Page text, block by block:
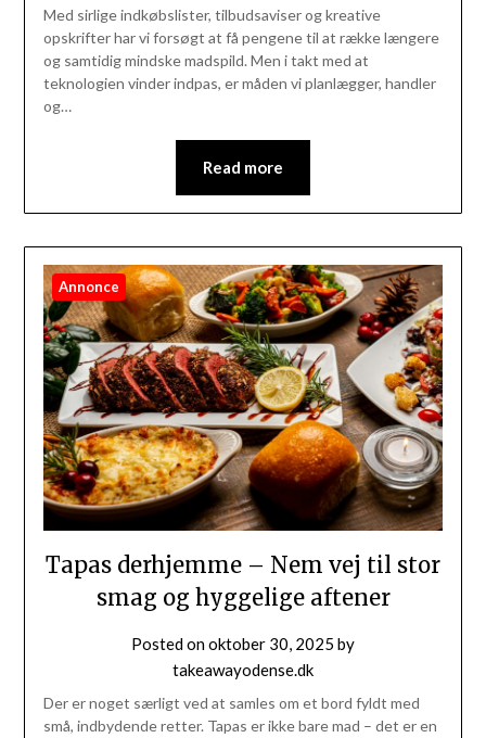
Med sirlige indkøbslister, tilbudsaviser og kreative
opskrifter har vi forsøgt at få pengene til at række længere
og samtidig mindske madspild. Men i takt med at
teknologien vinder indpas, er måden vi planlægger, handler
og…
Read more
Annonce
Tapas derhjemme – Nem vej til stor
smag og hyggelige aftener
Posted onoktober 30, 2025 by
takeawayodense.dk
Der er noget særligt ved at samles om et bord fyldt med
små, indbydende retter. Tapas er ikke bare mad – det er en